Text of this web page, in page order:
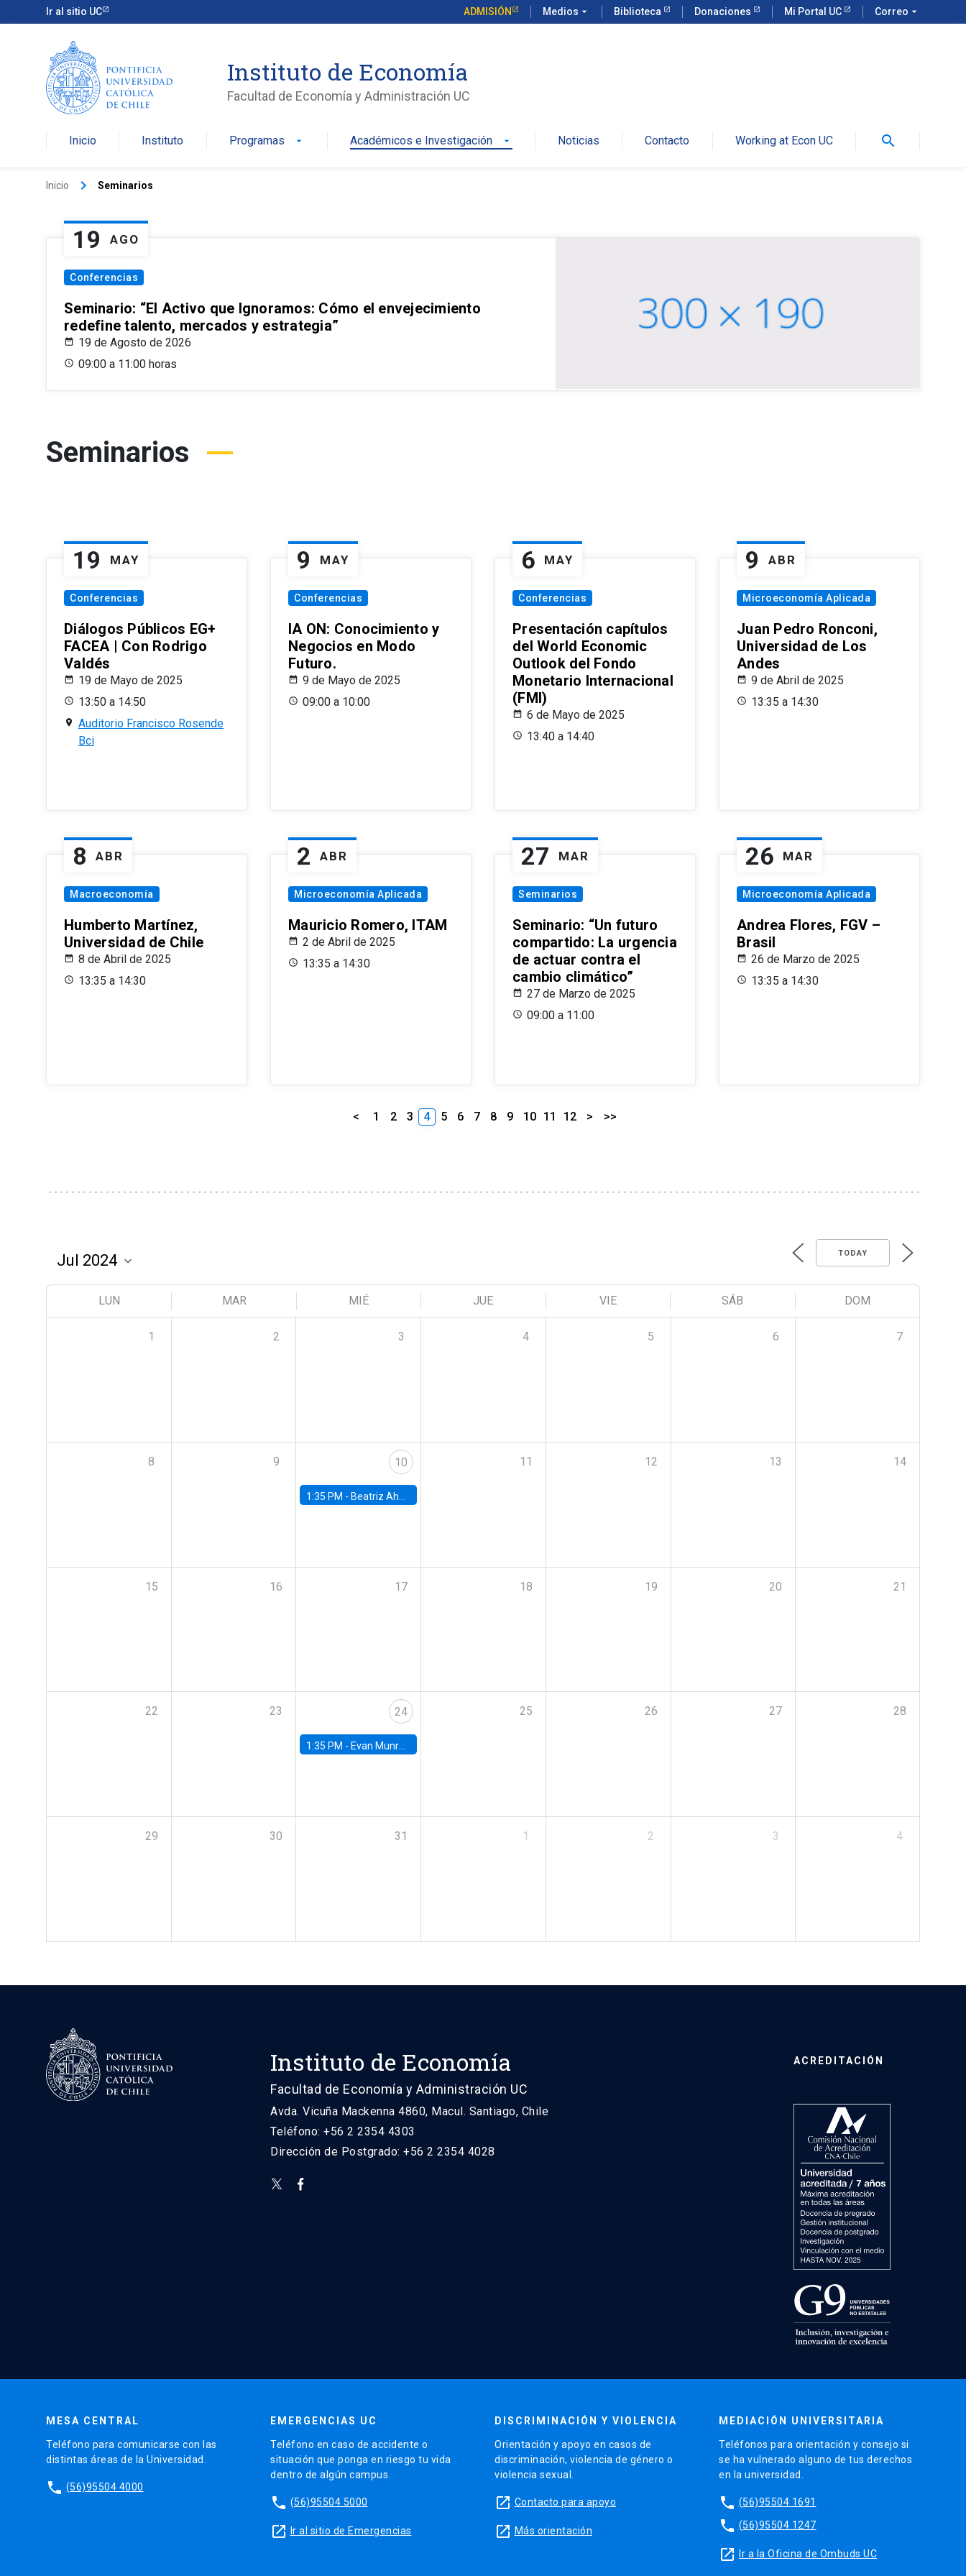
Ir al sitio UC ADMISIÓN Medios arrow_drop_down Biblioteca Donaciones Mi Portal UC Correo arrow_drop_down
Instituto de Economía
Facultad de Economía y Administración UC
Inicio Instituto Programas arrow_drop_down Académicos e Investigación arrow_drop_down Noticias Contacto Working at Econ UC search
Inicio keyboard_arrow_right Seminarios
19 AGO
Conferencias
Seminario: “El Activo que Ignoramos: Cómo el envejecimiento
redefine talento, mercados y estrategia”
19 de Agosto de 2026
09:00 a 11:00 horas
Seminarios
19 MAY
Conferencias
Diálogos Públicos EG+
FACEA | Con Rodrigo
Valdés
19 de Mayo de 2025
13:50 a 14:50
Auditorio Francisco Rosende
Bci
9 MAY
Conferencias
IA ON: Conocimiento y
Negocios en Modo
Futuro.
9 de Mayo de 2025
09:00 a 10:00
6 MAY
Conferencias
Presentación capítulos
del World Economic
Outlook del Fondo
Monetario Internacional
(FMI)
6 de Mayo de 2025
13:40 a 14:40
9 ABR
Microeconomía Aplicada
Juan Pedro Ronconi,
Universidad de Los
Andes
9 de Abril de 2025
13:35 a 14:30
8 ABR
Macroeconomía
Humberto Martínez,
Universidad de Chile
8 de Abril de 2025
13:35 a 14:30
2 ABR
Microeconomía Aplicada
Mauricio Romero, ITAM
2 de Abril de 2025
13:35 a 14:30
27 MAR
Seminarios
Seminario: “Un futuro
compartido: La urgencia
de actuar contra el
cambio climático”
27 de Marzo de 2025
09:00 a 11:00
26 MAR
Microeconomía Aplicada
Andrea Flores, FGV –
Brasil
26 de Marzo de 2025
13:35 a 14:30
< 1 2 3 4 5 6 7 8 9 10 11 12 > >>
TODAY
LUN MAR MIÉ JUE VIE SÁB DOM
1 2 3 4 5 6 7
8 9 10
1:35 PM - Beatriz Ahumada, PhD candidate, Universidad de Pittsburgh
11 12 13 14
15 16 17 18 19 20 21
22 23 24
1:35 PM - Evan Munro, Neyman Visiting Assistant Professor in the Department of Statistics at UC Berkeley
25 26 27 28
29 30 31 1 2 3 4
Instituto de Economía
Facultad de Economía y Administración UC
Avda. Vicuña Mackenna 4860, Macul. Santiago, Chile
Teléfono: +56 2 2354 4303
Dirección de Postgrado: +56 2 2354 4028
ACREDITACIÓN
MESA CENTRAL
Teléfono para comunicarse con las
distintas áreas de la Universidad.
phone (56)95504 4000
EMERGENCIAS UC
Teléfono en caso de accidente o
situación que ponga en riesgo tu vida
dentro de algún campus.
phone (56)95504 5000
launch Ir al sitio de Emergencias
DISCRIMINACIÓN Y VIOLENCIA
Orientación y apoyo en casos de
discriminación, violencia de género o
violencia sexual.
launch Contacto para apoyo
launch Más orientación
MEDIACIÓN UNIVERSITARIA
Teléfonos para orientación y consejo si
se ha vulnerado alguno de tus derechos
en la universidad.
phone (56)95504 1691
phone (56)95504 1247
launch Ir a la Oficina de Ombuds UC